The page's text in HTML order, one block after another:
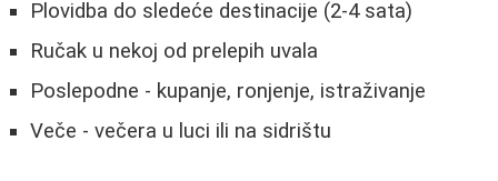
Plovidba do sledeće destinacije (2-4 sata)
Ručak u nekoj od prelepih uvala
Poslepodne - kupanje, ronjenje, istraživanje
Veče - večera u luci ili na sidrištu